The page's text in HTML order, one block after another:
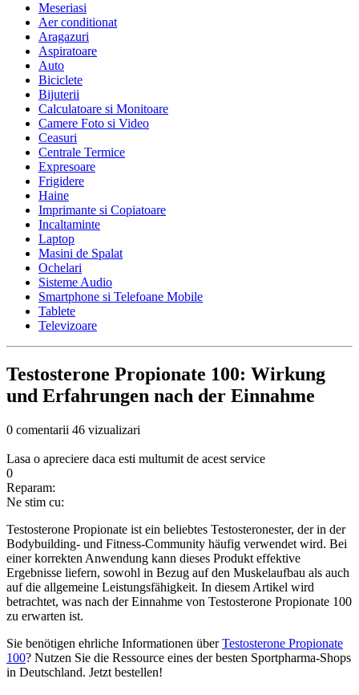
Meseriasi
Aer conditionat
Aragazuri
Aspiratoare
Auto
Biciclete
Bijuterii
Calculatoare si Monitoare
Camere Foto si Video
Ceasuri
Centrale Termice
Expresoare
Frigidere
Haine
Imprimante si Copiatoare
Incaltaminte
Laptop
Masini de Spalat
Ochelari
Sisteme Audio
Smartphone si Telefoane Mobile
Tablete
Televizoare
Testosterone Propionate 100: Wirkung
und Erfahrungen nach der Einnahme
0 comentarii 46 vizualizari
Lasa o apreciere daca esti multumit de acest service
0
Reparam:
Ne stim cu:
Testosterone Propionate ist ein beliebtes Testosteronester, der in der
Bodybuilding- und Fitness-Community häufig verwendet wird. Bei
einer korrekten Anwendung kann dieses Produkt effektive
Ergebnisse liefern, sowohl in Bezug auf den Muskelaufbau als auch
auf die allgemeine Leistungsfähigkeit. In diesem Artikel wird
betrachtet, was nach der Einnahme von Testosterone Propionate 100
zu erwarten ist.
Sie benötigen ehrliche Informationen überTestosterone Propionate
100? Nutzen Sie die Ressource eines der besten Sportpharma-Shops
in Deutschland. Jetzt bestellen!